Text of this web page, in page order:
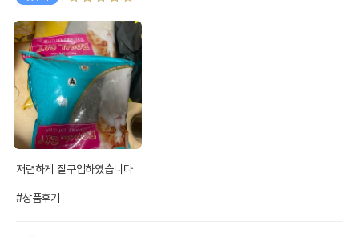
유통기한
저렴하게 잘구입하였습니다
#상품후기